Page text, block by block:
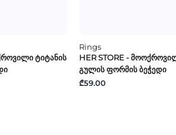
Ტიტანის
Rings
HER STORE -
Გულის Ფორმის Ბეჭედი
₾59.00